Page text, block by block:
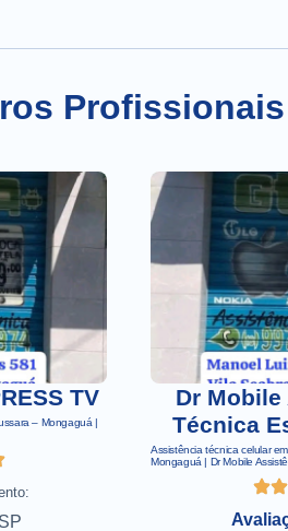
TV
– Mongaguá |
Dr
Técnica
Assistência técnica celular
Mongaguá | Dr Mobile